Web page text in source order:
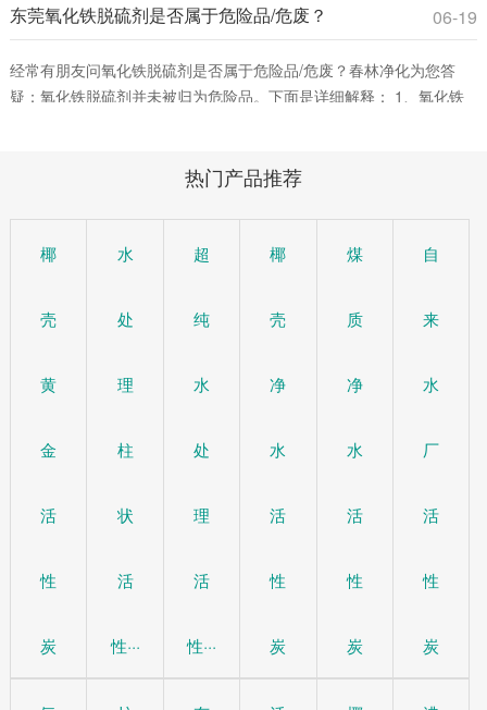
东莞氧化铁脱硫剂是否属于危险品/危废？ 06-19
经常有朋友问氧化铁脱硫剂是否属于危险品/危废？春林净化为您答
疑：氧化铁脱硫剂并未被归为危险品。下面是详细解释： 1、氧化铁
含硫化合物化学吸附到脱硫催化剂小孔中，改变其化学组成从而净化
热门产品推荐
椰
壳
黄
金
活
性
炭
水
处
理
柱
状
活
性···
超
纯
水
处
理
活
性···
椰
壳
净
水
活
性
炭
煤
质
净
水
活
性
炭
自
来
水
厂
活
性
炭